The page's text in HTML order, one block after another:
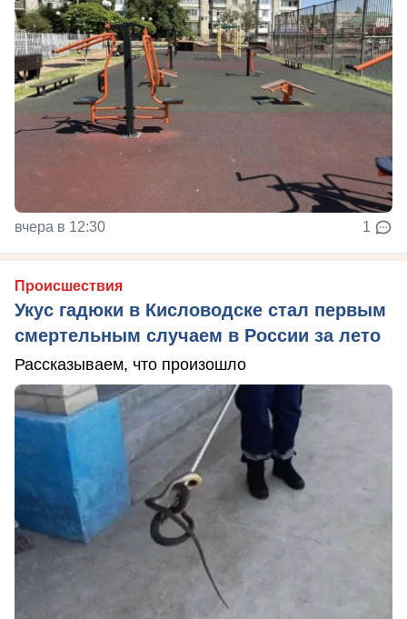
вчера в 12:30 1
Происшествия
Укус гадюки в Кисловодске стал первым
смертельным случаем в России за лето
Рассказываем, что произошло